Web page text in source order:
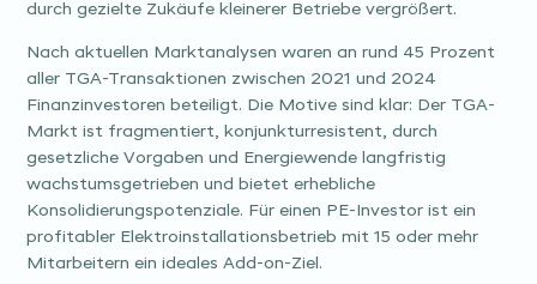
durch gezielte Zukäufe kleinerer Betriebe vergrößert.
Nach aktuellen Marktanalysen waren an rund 45 Prozent
aller TGA-Transaktionen zwischen 2021 und 2024
Finanzinvestoren beteiligt. Die Motive sind klar: Der TGA-
Markt ist fragmentiert, konjunkturresistent, durch
gesetzliche Vorgaben und Energiewende langfristig
wachstumsgetrieben und bietet erhebliche
Konsolidierungspotenziale. Für einen PE-Investor ist ein
profitabler Elektroinstallationsbetrieb mit 15 oder mehr
Mitarbeitern ein ideales Add-on-Ziel.